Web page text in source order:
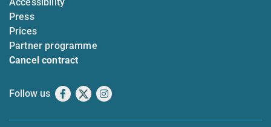
Press
Prices
Partner programme
Cancel contract
Follow us Facebook
X Instagram